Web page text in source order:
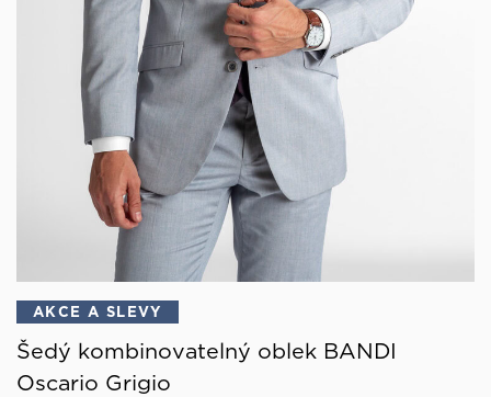
AKCE A SLEVY
Šedý kombinovatelný oblek BANDI
Oscario Grigio